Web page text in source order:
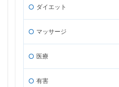
ダイエット
マッサージ
医療
有害